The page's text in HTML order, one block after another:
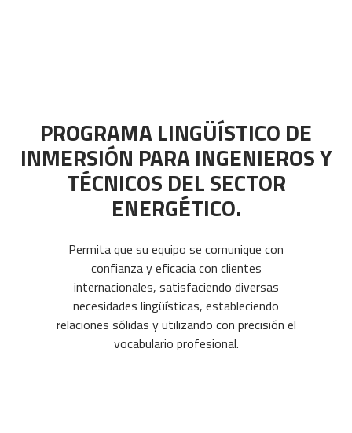
PROGRAMA LINGÜÍSTICO DE
INMERSIÓN PARA INGENIEROS Y
TÉCNICOS DEL SECTOR
ENERGÉTICO.
Permita que su equipo se comunique con
confianza y eficacia con clientes
internacionales, satisfaciendo diversas
necesidades lingüísticas, estableciendo
relaciones sólidas y utilizando con precisión el
vocabulario profesional.